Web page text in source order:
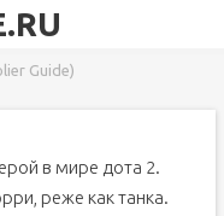
Guide)
в мире дота 2.
реже как танка.